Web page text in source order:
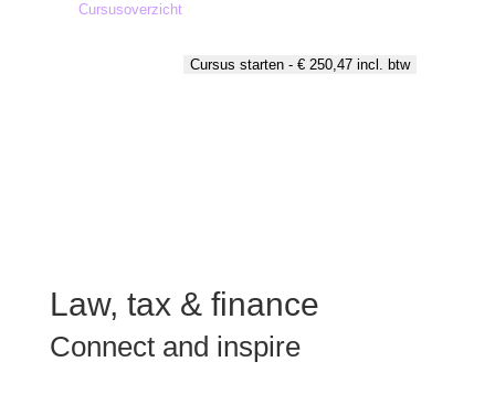
Cursusoverzicht
Cursus starten - €250,47 incl. btw
Law, tax & finance
Connect and inspire